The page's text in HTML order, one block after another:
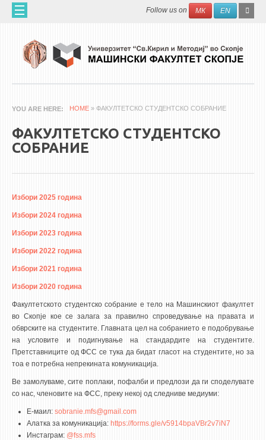
Skip to main content Search
Follow us on МК EN
ЗА НАС
60 ГОДИНИ МФ
НАУЧНА ДЕЈНОСТ
ERASMUS+
QIM-SEE
3DFindIT
WATERBRIDGING
CIRASIM
AIR QUALITY MODELLING
АКТИ
АКТИ
ИНФОРМАЦИИ ОД ЈАВЕН КАРАКТЕР
АНКЕТИ И САМОЕВАЛУАЦИИ
YOU ARE HERE HOME » ФАКУЛТЕТСКО СТУДЕНТСКО СОБРАНИЕ
ФАКУЛТЕТСКО СТУДЕНТСКО
СОБРАНИЕ
Избори 2025 година
Избори 2024 година
Избори 2023 година
Избори 2022 година
Избори 2021 година
Избори 2020 година
Факултетското студентско собрание е тело на Машинскиот факултет
во Скопје кое се залага за правилно спроведување на правата и
обврските на студентите. Главната цел на собранието е подобрување
на условите и подигнување на стандардите на студентите.
Претставниците од ФСС се тука да бидат гласот на студентите, но за
тоа е потребна непрекината комуникација.
Ве замолуваме, сите поплаки, пофалби и предлози да ги споделувате
со нас, членовите на ФСС, преку некој од следниве медиуми:
Е-маил: sobranie.mfs@gmail.com
Aлатка за комуникација: https://forms.gle/v5914bpaVBr2v7iN7
Инстаграм: @fss.mfs